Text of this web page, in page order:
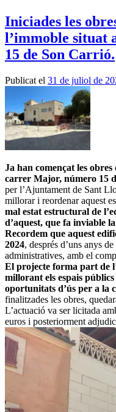
Iniciades les
l’immoble situat
15 de Son Carrió.
Publicat el 31 de juliol de
Ja han començat les
carrer Major, número 15
per l’Ajuntament de Sant
millorar i reordenar aquest
mal estat estructural de
d’aquest, que fa inviable
Recordem que aquest
2024, després d’uns anys
administratives, amb el
El projecte forma part de
millorant els espais
oportunitats d’ús per a la
finalitzades les obres,
L’actuació va ser licitada
euros i posteriorment